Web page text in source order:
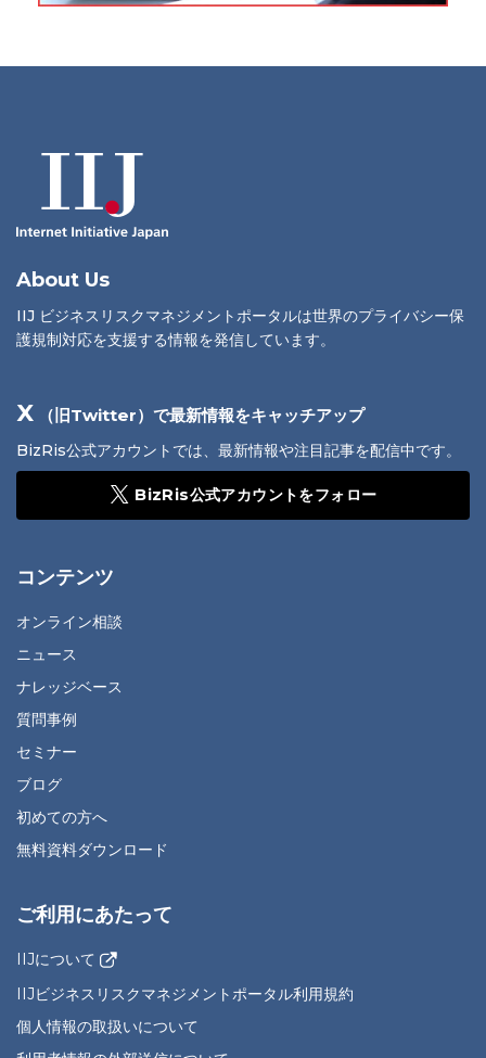
About Us
IIJ ビジネスリスクマネジメントポータルは世界のプライバシー保
護規制対応を支援する情報を発信しています。
X （旧Twitter）で最新情報をキャッチアップ
BizRis公式アカウントでは、最新情報や注目記事を配信中です。
BizRis公式アカウントをフォロー
コンテンツ
オンライン相談
ニュース
ナレッジベース
質問事例
セミナー
ブログ
初めての方へ
無料資料ダウンロード
ご利用にあたって
IIJについて
IIJビジネスリスクマネジメントポータル利用規約
個人情報の取扱いについて